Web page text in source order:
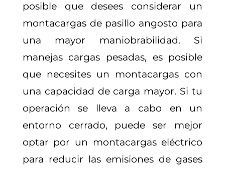
posible que desees considerar un
montacargas de pasillo angosto para
una mayor maniobrabilidad. Si
manejas cargas pesadas, es posible
que necesites un montacargas con
una capacidad de carga mayor. Si tu
operación se lleva a cabo en un
entorno cerrado, puede ser mejor
optar por un montacargas eléctrico
para reducir las emisiones de gases